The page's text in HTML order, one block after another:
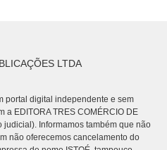
LTDA
portal digital independente e sem
a EDITORA TRES COMÉRCIO DE
judicial). Informamos também que não
não oferecemos cancelamento do